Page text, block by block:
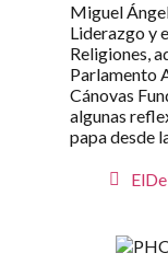
Miguel
Liderazgo y
Religiones,
Parlamento
Cánovas
algunas
papa desde